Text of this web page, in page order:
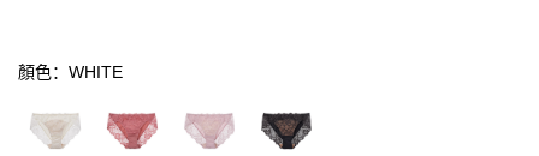
顏色：WHITE